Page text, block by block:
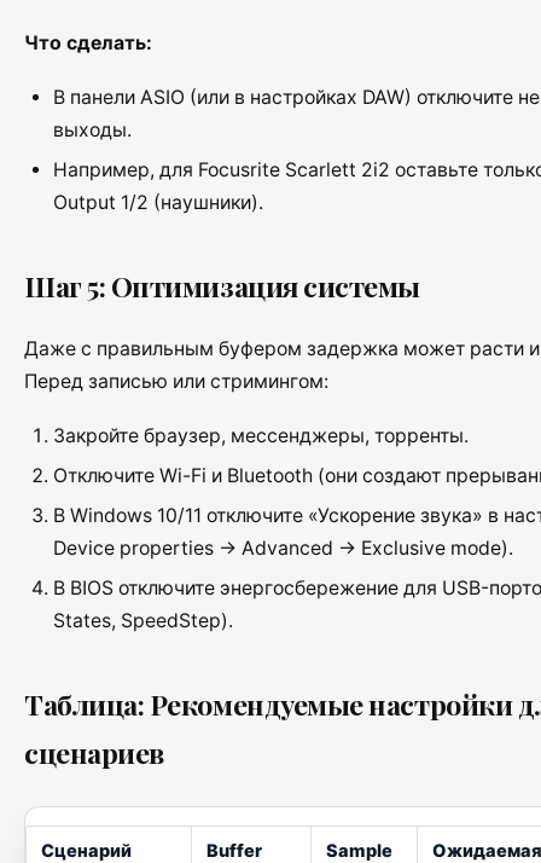
Что сделать:
В панели ASIO (или в настройках DAW) отключите
выходы.
Например, для Focusrite Scarlett 2i2 оставьте
Output 1/2 (наушники).
Шаг 5: Оптимизация системы
Даже с правильным буфером задержка может расти
Перед записью или стримингом:
Закройте браузер, мессенджеры, торренты.
Отключите Wi-Fi и Bluetooth (они создают
В Windows 10/11 отключите «Ускорение звука» в
Device properties -> Advanced -> Exclusive mode).
В BIOS отключите энергосбережение для USB-
States, SpeedStep).
Таблица: Рекомендуемые настройки
сценариев
Сценарий
Buffer
Sample
Ожидаемая